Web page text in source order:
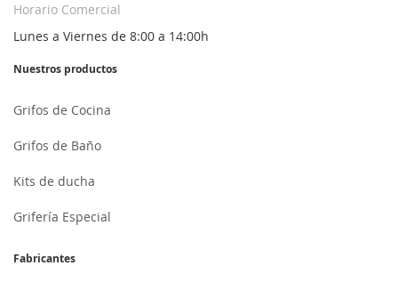
Horario Comercial
Lunes a Viernes de 8:00 a 14:00h
Nuestros productos
Grifos de Cocina
Grifos de Baño
Kits de ducha
Grifería Especial
Fabricantes